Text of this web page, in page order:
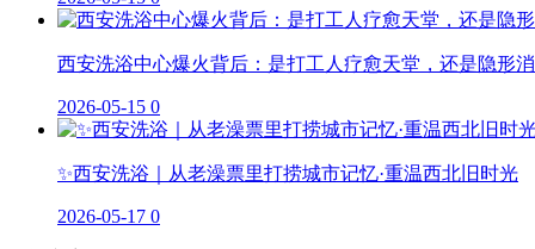
西安洗浴中心爆火背后：是打工人疗愈天堂，还是隐形
2026-05-15 0
✨西安洗浴｜从老澡票里打捞城市记忆·重温西北旧时光
2026-05-17 0